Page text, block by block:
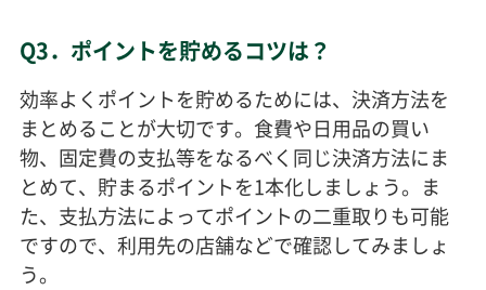
Q3．ポイントを貯めるコツは？
効率よくポイントを貯めるためには、決済方法を
まとめることが大切です。食費や日用品の買い
物、固定費の支払等をなるべく同じ決済方法にま
とめて、貯まるポイントを1本化しましょう。ま
た、支払方法によってポイントの二重取りも可能
ですので、利用先の店舗などで確認してみましょ
う。